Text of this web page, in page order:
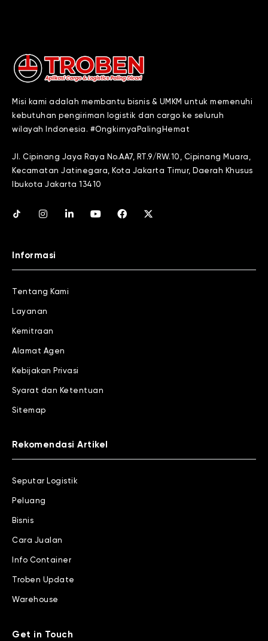
Misi kami adalah membantu bisnis & UMKM untuk memenuhi
kebutuhan pengiriman logistik dan cargo ke seluruh
wilayah Indonesia. #OngkirnyaPalingHemat
Jl. Cipinang Jaya Raya No.AA7, RT.9/RW.10, Cipinang Muara,
Kecamatan Jatinegara, Kota Jakarta Timur, Daerah Khusus
Ibukota Jakarta 13410
Informasi
Tentang Kami
Layanan
Kemitraan
Alamat Agen
Kebijakan Privasi
Syarat dan Ketentuan
Sitemap
Rekomendasi Artikel
Seputar Logistik
Peluang
Bisnis
Cara Jualan
Info Container
Troben Update
Warehouse
Get in Touch